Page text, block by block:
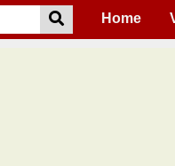
Home